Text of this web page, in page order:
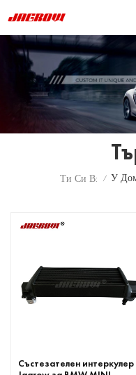
Ти Си В: / У
Състезателен интеркулер